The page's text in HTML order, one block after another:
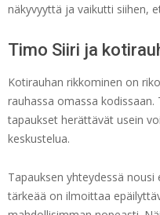
näkyvyyttä ja vaikutti siihen,
Timo Siiri ja
Kotirauhan rikkominen on
rauhassa omassa
tapaukset herättävät usein
keskustelua.
Tapauksen yhteydessä
tärkeää on ilmoittaa